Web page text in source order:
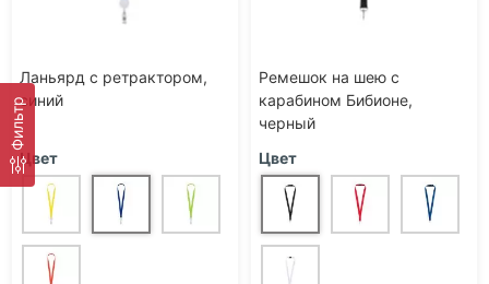
Фильтр
Ланьярд с ретрактором,
синий
Цвет
Ремешок на шею с
карабином Бибионе,
черный
Цвет